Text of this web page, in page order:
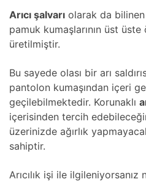
Arıcı şalvarı olarak da
pamuk kumaşlarının üst
üretilmiştir.
Bu sayede olası bir arı
pantolon kumaşından içeri
geçilebilmektedir. Korunaklı
içerisinden tercih
üzerinizde ağırlık
sahiptir.
Arıcılık işi ile